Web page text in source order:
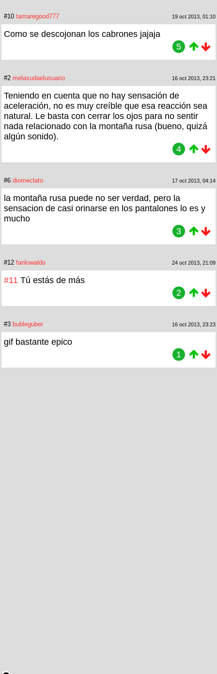
#10 tamaregood777 19 oct 2013, 01:10
Como se descojonan los cabrones jajaja
5
#2 melasudaelusuario 16 oct 2013, 23:21
Teniendo en cuenta que no hay sensación de
aceleración, no es muy creíble que esa reacción sea
natural. Le basta con cerrar los ojos para no sentir
nada relacionado con la montaña rusa (bueno, quizá
algún sonido).
4
#6 diomeclato 17 oct 2013, 04:14
la montaña rusa puede no ser verdad, pero la
sensacion de casi orinarse en los pantalones lo es y
mucho
3
#12 fanlowaldo 24 oct 2013, 21:09
#11 Tú estás de más
2
#3 bubleguber 16 oct 2013, 23:23
gif bastante epico
1